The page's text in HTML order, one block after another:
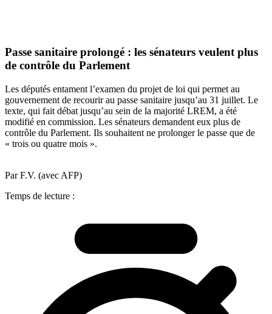
Passe sanitaire prolongé : les sénateurs veulent plus
de contrôle du Parlement
Les députés entament l’examen du projet de loi qui permet au
gouvernement de recourir au passe sanitaire jusqu’au 31 juillet. Le
texte, qui fait débat jusqu’au sein de la majorité LREM, a été
modifié en commission. Les sénateurs demandent eux plus de
contrôle du Parlement. Ils souhaitent ne prolonger le passe que de
« trois ou quatre mois ».
Par F.V. (avec AFP)
Temps de lecture :